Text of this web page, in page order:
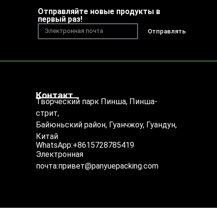
Отправляйте новые продукты в
первый раз!
Отправлять
Контакт
Творческий парк Пинша, Пинша-
стрит,
Байюньский район, Гуанчжоу, Гуандун,
Китай
WhatsApp:+8615728785419
Электронная
почта:привет@panyuepacking.com